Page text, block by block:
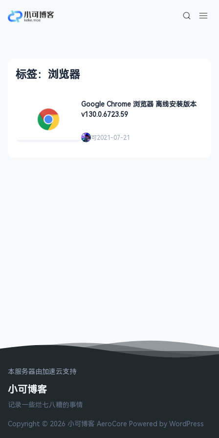
标签：浏览器
Google Chrome 浏览器 离线安装版本
v130.0.6723.59
可2021-07-21
本服务器由加速云支持
小可博客
记录一些烂七八糟的事情
Copyright © 2026 小可博客 AeroCore Powered by WordPress